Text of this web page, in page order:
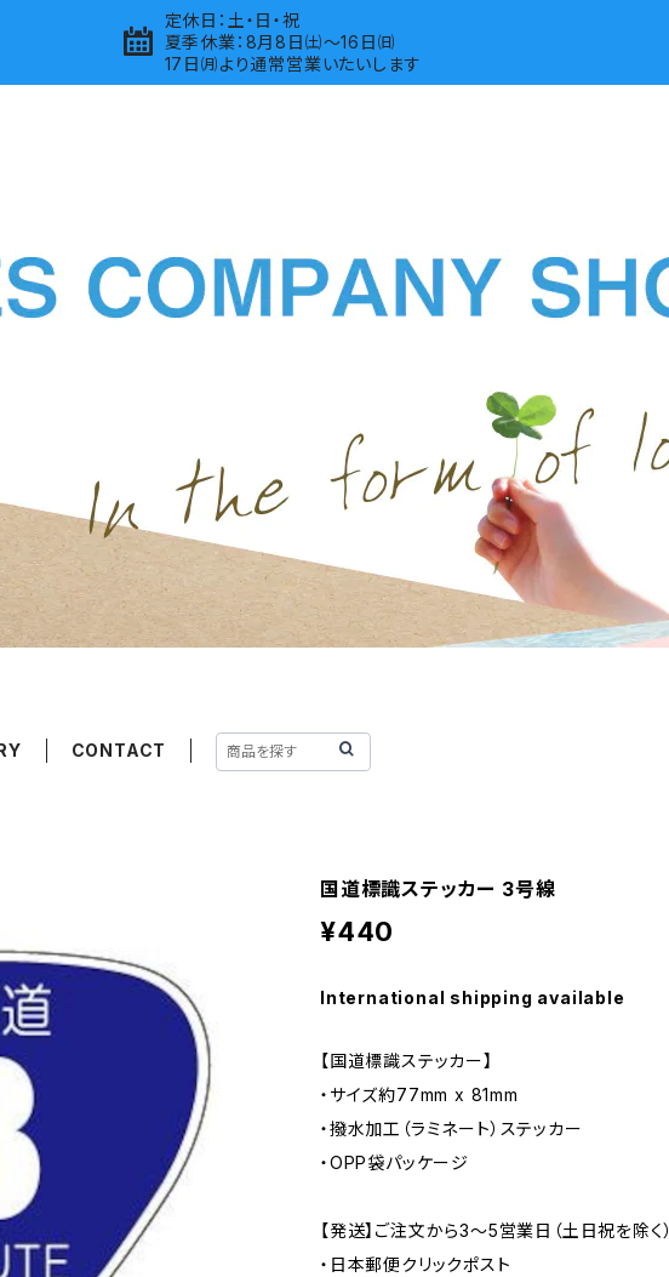
定休日：土・日・祝
夏季休業：8月8日㈯～16日㈰
17日㈪より通常営業いたいします
CONTACT
国道標識ステッカー 3号線
¥440
International shipping available
【国道標識ステッカー】
・サイズ約77mm x 81mm
・撥水加工（ラミネート）ステッカー
・OPP袋パッケージ
【発送】ご注文から3〜5営業日（土日祝を除く）
・日本郵便クリックポスト